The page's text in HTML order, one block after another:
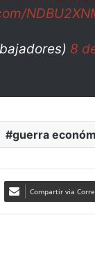
8
guerra
Compartir via